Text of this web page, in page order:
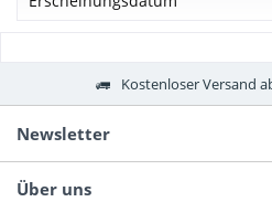
Kostenloser Versand
Newsletter
Über uns